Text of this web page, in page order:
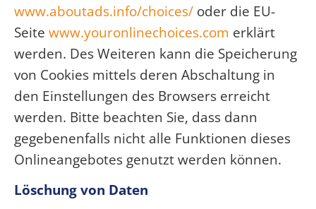
www.aboutads.info/choices/ oder die EU-
Seite www.youronlinechoices.com erklärt
werden. Des Weiteren kann die Speicherung
von Cookies mittels deren Abschaltung in
den Einstellungen des Browsers erreicht
werden. Bitte beachten Sie, dass dann
gegebenenfalls nicht alle Funktionen dieses
Onlineangebotes genutzt werden können.
Löschung von Daten